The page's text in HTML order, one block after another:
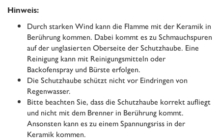
Hinweis:
Durch starken Wind kann die Flamme mit der Keramik in
Berührung kommen. Dabei kommt es zu Schmauchspuren
auf der unglasierten Oberseite der Schutzhaube. Eine
Reinigung kann mit Reinigungsmitteln oder
Backofenspray und Bürste erfolgen.
Die Schutzhaube schützt nicht vor Eindringen von
Regenwasser.
Bitte beachten Sie, dass die Schutzhaube korrekt aufliegt
und nicht mit dem Brenner in Berührung kommt.
Ansonsten kann es zu einem Spannungsriss in der
Keramik kommen.